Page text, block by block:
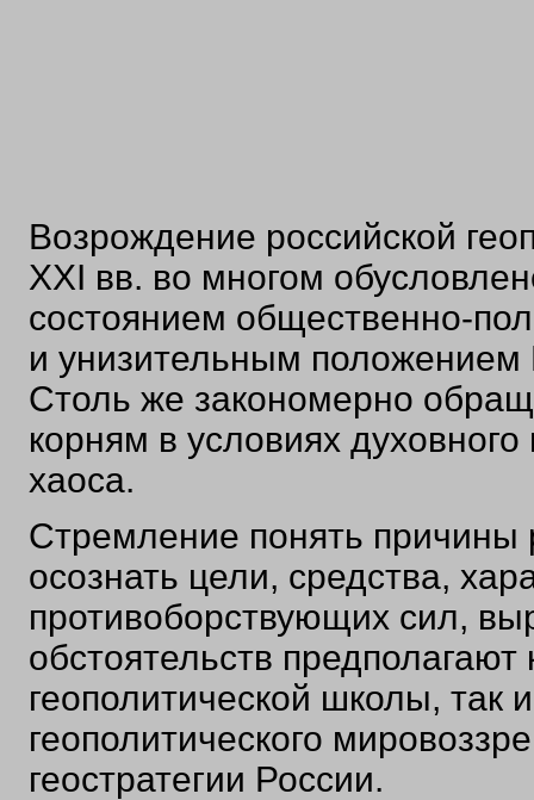
Возрождение российской
XXI вв. во многом
состоянием общественно-
и унизительным
Столь же закономерно
корням в условиях
хаоса.
Стремление понять причины
осознать цели, средства,
противоборствующих сил,
обстоятельств
геополитической школы, так
геополитического
геостратегии России.